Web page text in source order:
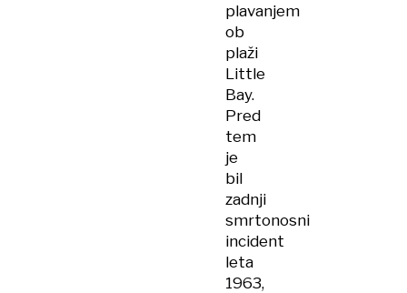
plavanjem
ob
plaži
Little
Bay.
Pred
tem
je
bil
zadnji
smrtonosni
incident
leta
1963,